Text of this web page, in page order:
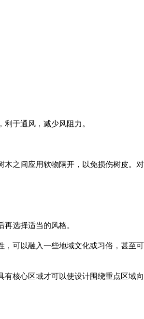
于通风，减少风阻力。
间应用软物隔开，以免损伤树皮。对
适当的风格。
可以融入一些地域文化或习俗，甚至可
有核心区域才可以使设计围绕重点区域向